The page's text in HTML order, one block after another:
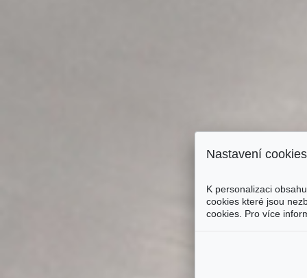
Nastavení cookies
K personalizaci
cookies které jsou
cookies. Pro více